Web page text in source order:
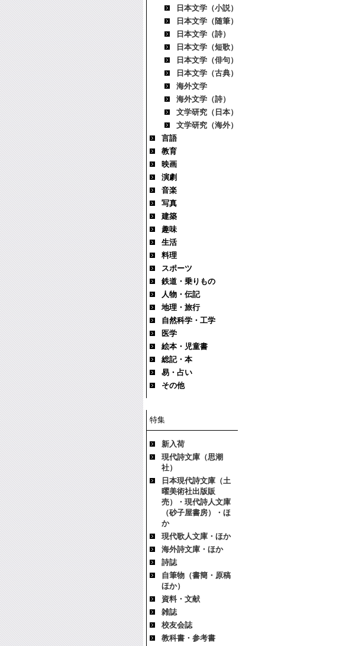
日本文学（小説）
日本文学（随筆）
日本文学（詩）
日本文学（短歌）
日本文学（俳句）
日本文学（古典）
海外文学
海外文学（詩）
文学研究（日本）
文学研究（海外）
言語
教育
映画
演劇
音楽
写真
建築
趣味
生活
料理
スポーツ
鉄道・乗りもの
人物・伝記
地理・旅行
自然科学・工学
医学
絵本・児童書
総記・本
易・占い
その他
特集
新入荷
現代詩文庫（思潮
社）
日本現代詩文庫（土
曜美術社出版販
売）・現代詩人文庫
（砂子屋書房）・ほ
か
現代歌人文庫・ほか
海外詩文庫・ほか
詩誌
自筆物（書簡・原稿
ほか）
資料・文献
雑誌
校友会誌
教科書・参考書